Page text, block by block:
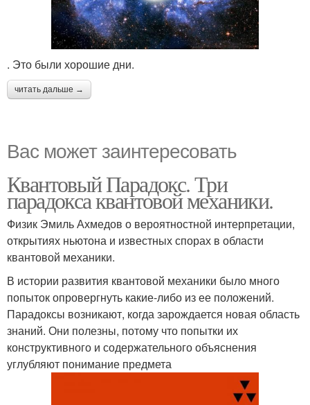
. Это были хорошие дни.
читать дальше →
Вас может заинтересовать
Квантовый Парадокс. Три
парадокса квантовой механики.
Физик Эмиль Ахмедов о вероятностной интерпретации,
открытиях ньютона и известных спорах в области
квантовой механики.
В истории развития квантовой механики было много
попыток опровергнуть какие-либо из ее положений.
Парадоксы возникают, когда зарождается новая область
знаний. Они полезны, потому что попытки их
конструктивного и содержательного объяснения
углубляют понимание предмета